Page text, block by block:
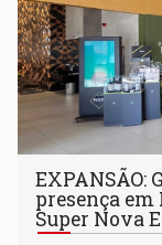
EXPANSÃO:
presença
Super Nova